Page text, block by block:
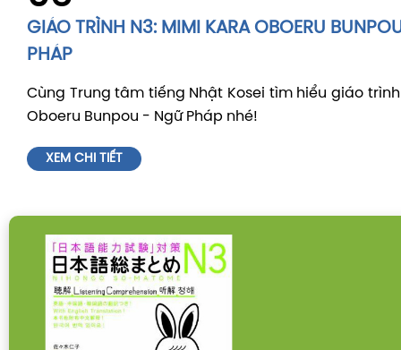
GIÁO TRÌNH N3: MIMI KARA OBOERU
PHÁP
Cùng Trung tâm tiếng Nhật Kosei tìm hiểu giáo
Oboeru Bunpou - Ngữ Pháp nhé!
XEM CHI TIẾT